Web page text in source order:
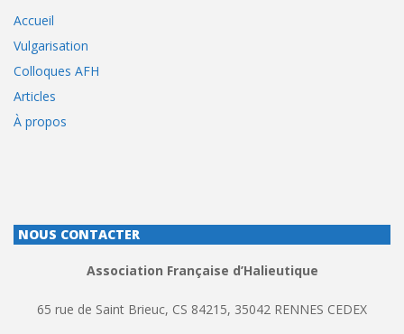
Accueil
Vulgarisation
Colloques AFH
Articles
À propos
NOUS CONTACTER
Association Française d’Halieutique
65 rue de Saint Brieuc, CS 84215, 35042 RENNES CEDEX